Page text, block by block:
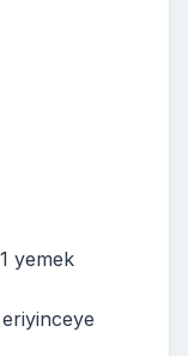
yemek
eriyinceye